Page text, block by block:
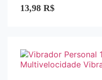
0
de
13,98 R$